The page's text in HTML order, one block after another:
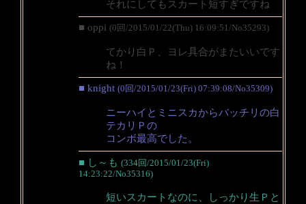
それにしてもスカート短すぎですね
■ oppi (0回/2015/01/22(Thu) 16:09:51/No35293)
てかり白Ｐ、ヨレ具合がまたいいです
ね！
■ knight (0回/2015/01/23(Fri) 07:39:08/No35309)
ニーハイとミニスカからバッチリの白
テカリＰの
コンボ最高でした。
■ し～も (334回/2015/01/23(Fri)
14:23:22/No35316)
短いスカートなのに、しっかり生Ｐと